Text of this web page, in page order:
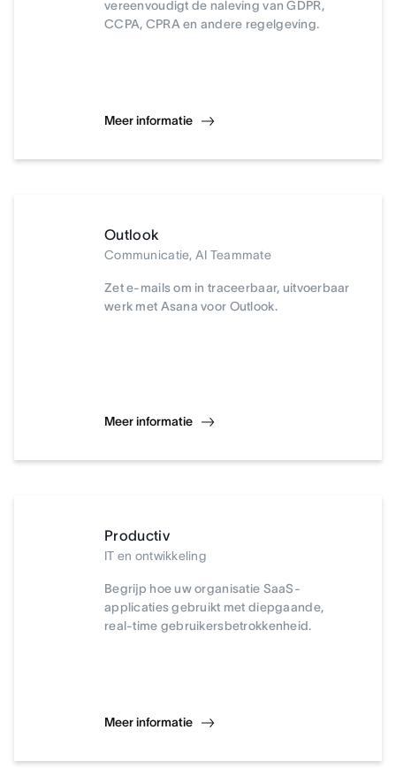
vereenvoudigt de naleving van GDPR,
CCPA, CPRA en andere regelgeving.
Meer informatie
Outlook
Communicatie, AI Teammate
Zet e-mails om in traceerbaar, uitvoerbaar
werk met Asana voor Outlook.
Meer informatie
Productiv
IT en ontwikkeling
Begrijp hoe uw organisatie SaaS-
applicaties gebruikt met diepgaande,
real-time gebruikersbetrokkenheid.
Meer informatie